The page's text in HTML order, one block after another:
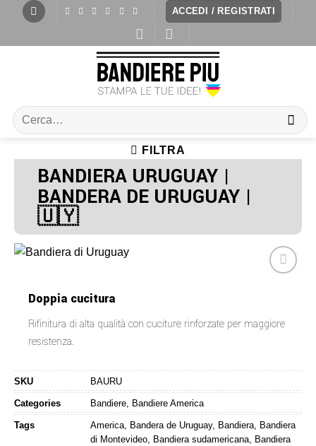
ACCEDI / REGISTRATI
FILTRA
BANDIERA URUGUAY |
BANDERA DE URUGUAY |
🇺🇾
Doppia cucitura
Rifinitura di alta qualità con cuciture rinforzate per maggiore
resistenza.
SKU BAURU
Categories Bandiere, Bandiere America
Tags America, Bandera de Uruguay, Bandiera, Bandiera
di Montevideo, Bandiera sudamericana, Bandiera